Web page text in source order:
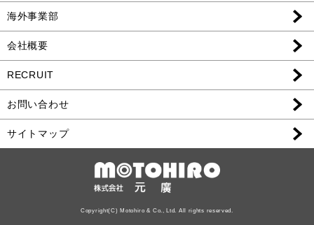
海外事業部
会社概要
RECRUIT
お問い合わせ
サイトマップ
Copyright(C) Motohiro & Co., Ltd. All rights reserved.